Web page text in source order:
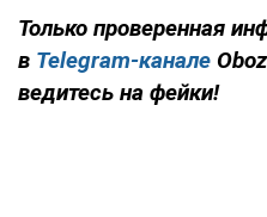
Только проверенная
в Telegram-канале
ведитесь на фейки!